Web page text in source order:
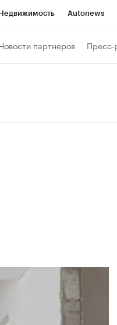
Autonews
партнеров Пресс-